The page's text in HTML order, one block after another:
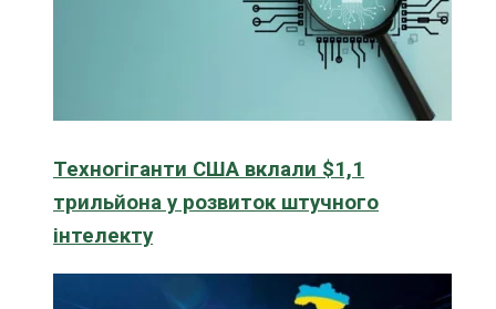
Техногіганти США вклали $1,1
трильйона у розвиток штучного
інтелекту